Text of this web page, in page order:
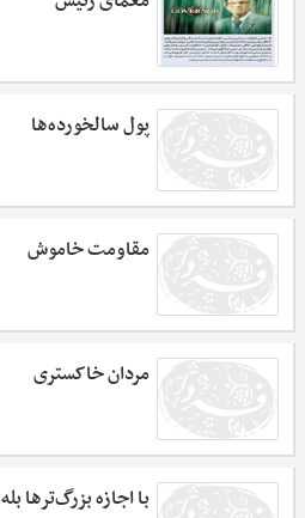
پول سالخورده‌ها
مقاومت خاموش
مردان خاکستری
با اجازه بزرگ‌ترها بله